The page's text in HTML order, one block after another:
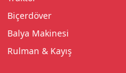
Biçerdöver
Balya Makinesi
Rulman & Kayış